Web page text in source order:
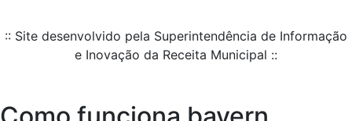
:: Site desenvolvido pela Superintendência de Informação
e Inovação da Receita Municipal ::